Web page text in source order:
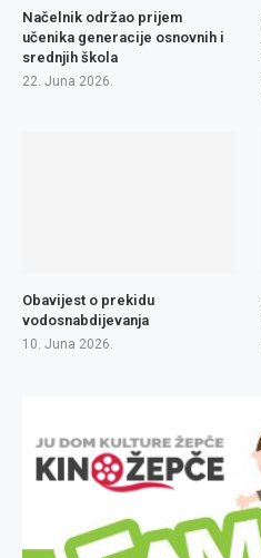
Načelnik održao prijem
učenika generacije osnovnih i
srednjih škola
22. Juna 2026.
Obavijest o prekidu
vodosnabdijevanja
10. Juna 2026.